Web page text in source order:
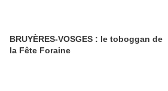
BRUYÈRES-VOSGES : le toboggan de
la Fête Foraine